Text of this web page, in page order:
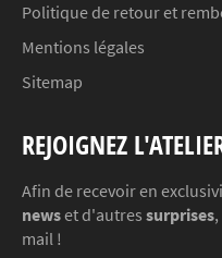
Politique de retour et
Mentions légales
Sitemap
REJOIGNEZ
Afin de recevoir en
newset d'autres surprises
mail !